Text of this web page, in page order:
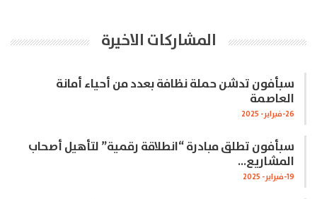
المشاركات الاخيرة
سبأفون تدشن حملة نظافة بعدد من أحياء أمانة
العاصمة
26-فبراير- 2025
سبأفون تطلق مبادرة “انطلاقة رقمية” لتأهيل أصحاب
المشاريع…
19-فبراير- 2025